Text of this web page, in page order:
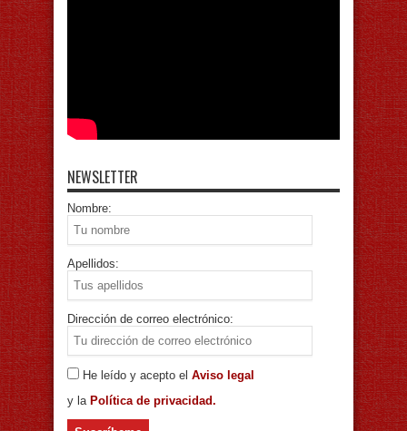
NEWSLETTER
Nombre:
Apellidos:
Dirección de correo electrónico:
He leído y acepto el Aviso legal
y la Política de privacidad.